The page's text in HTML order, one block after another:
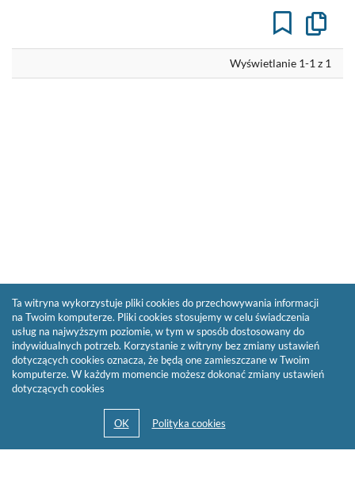
do
Wyświetlanie 1-1 z 1
Ta witryna wykorzystuje pliki cookies do przechowywania informacji
na Twoim komputerze. Pliki cookies stosujemy w celu świadczenia
usług na najwyższym poziomie, w tym w sposób dostosowany do
indywidualnych potrzeb. Korzystanie z witryny bez zmiany ustawień
dotyczących cookies oznacza, że będą one zamieszczane w Twoim
komputerze. W każdym momencie możesz dokonać zmiany ustawień
dotyczących cookies